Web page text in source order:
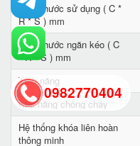
Kích thước sử dụng ( C *
R * S ) mm
Kích thước ngăn kéo ( C
* R * S ) mm
Tính năng
Khả năng chống cháy
Hệ thống khóa liên hoàn
thông minh
0982770404